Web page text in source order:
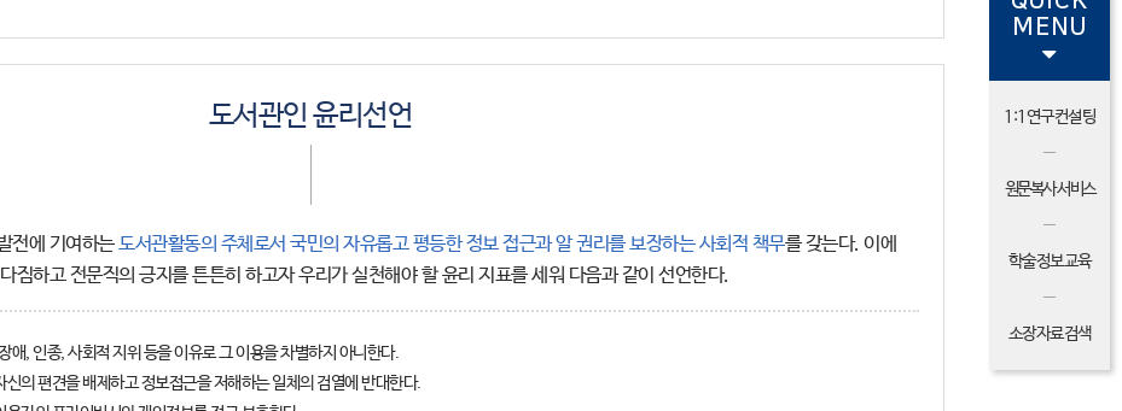
도서관인 윤리선언
전에 기여하는도서관활동의 주체로서 국민의 자유롭고 평등한 정보 접근과 알 권리를 보장하는 사회적 책무를 갖는다. 이에
짐하고 전문직의 긍지를 튼튼히 하고자 우리가 실천해야 할 윤리 지표를 세워 다음과 같이 선언한다.
애, 인종, 사회적 지위 등을 이유로 그 이용을 차별하지 아니한다.
의 편견을 배제하고 정보접근을 저해하는 일체의 검열에 반대한다.
MENU
1:1연구컨설팅
원문복사 서비스
학술정보교육
소장자료검색